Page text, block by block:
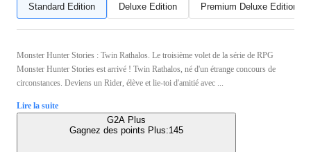
Standard Edition Deluxe Edition Premium Deluxe Edition
Monster Hunter Stories : Twin Rathalos. Le troisième volet de la série de RPG
Monster Hunter Stories est arrivé ! Twin Rathalos, né d'un étrange concours de
circonstances. Deviens un Rider, élève et lie-toi d'amitié avec ...
Lire la suite
G2A Plus
Gagnez des points Plus:145